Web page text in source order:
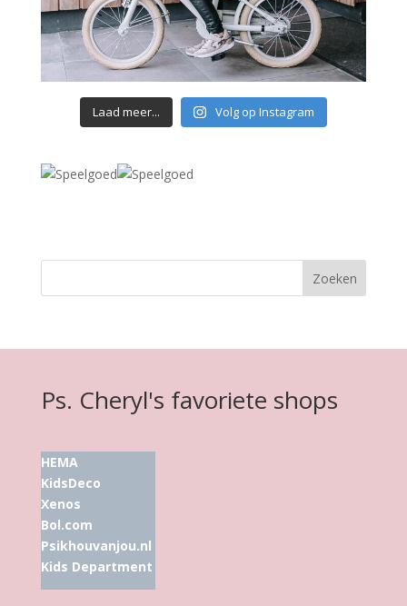
Laad meer... Volg op Instagram
Ps. Cheryl's favoriete shops
HEMA
KidsDeco
Xenos
Bol.com
Psikhouvanjou.nl
Kids Department